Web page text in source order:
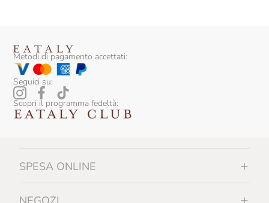
Metodi di pagamento accettati:
Seguici su:
Scopri il programma fedeltà:
SPESA ONLINE